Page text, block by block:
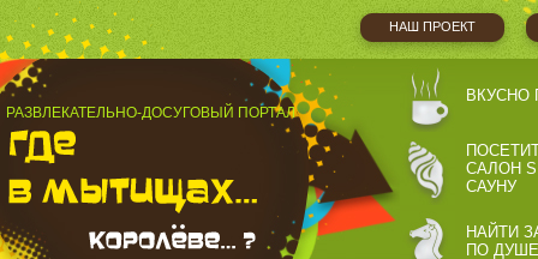
НАШ ПРОЕКТ
РАЗВЛЕКАТЕЛЬНО-ДОСУГОВЫЙ ПОРТАЛ
ВКУСНО
САЛОН
САУНУ
НАЙТИ
ПО ДУШЕ